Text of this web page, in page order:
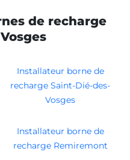
de recharge
Installateur borne de
recharge Saint-Dié-des-
Vosges
Installateur borne de
recharge Remiremont